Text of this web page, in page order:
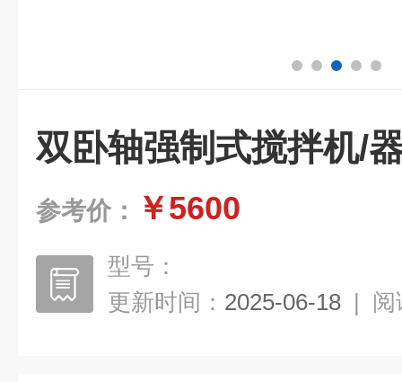
双卧轴强制式搅拌机/
参考价： ￥5600
型号：
更新时间： 2025-06-18 | 阅